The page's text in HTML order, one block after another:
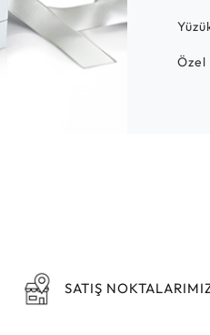
Özel
SATIŞ